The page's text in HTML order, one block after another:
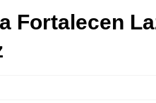
Fortalecen